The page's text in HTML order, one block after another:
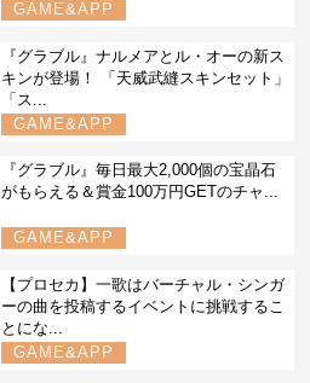
GAME&APP
『グラブル』ナルメアとル・オーの新ス
キンが登場！ 「天威武縫スキンセット」
「ス...
GAME&APP
『グラブル』毎日最大2,000個の宝晶石
がもらえる＆賞金100万円GETのチャ...
GAME&APP
【プロセカ】一歌はバーチャル・シンガ
ーの曲を投稿するイベントに挑戦するこ
とにな...
GAME&APP